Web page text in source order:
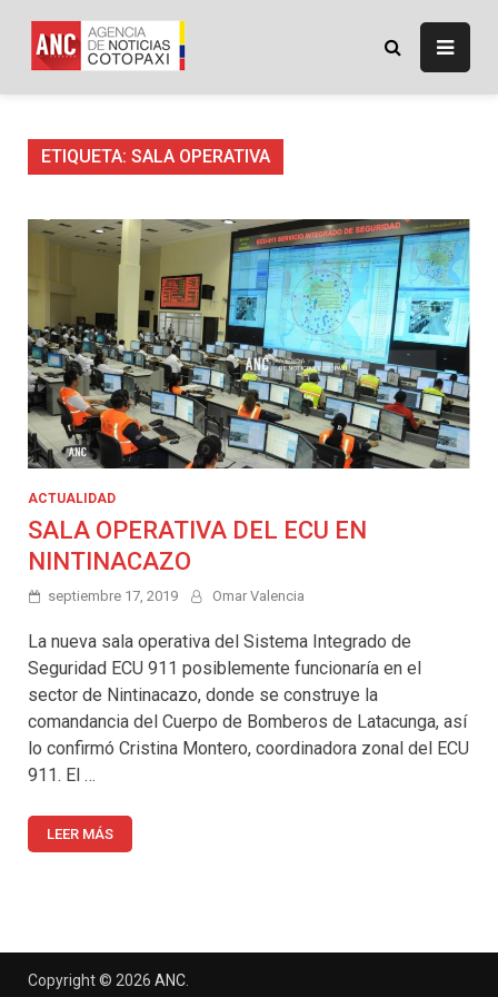
content
Agencia de Noticias
ETIQUETA: SALA OPERATIVA
ACTUALIDAD
SALA OPERATIVA DEL ECU EN
NINTINACAZO
septiembre 17, 2019 Omar Valencia
La nueva sala operativa del Sistema Integrado de
Seguridad ECU 911 posiblemente funcionaría en el
sector de Nintinacazo, donde se construye la
comandancia del Cuerpo de Bomberos de Latacunga, así
lo confirmó Cristina Montero, coordinadora zonal del ECU
911. El …
LEER MÁS
Copyright © 2026 ANC.